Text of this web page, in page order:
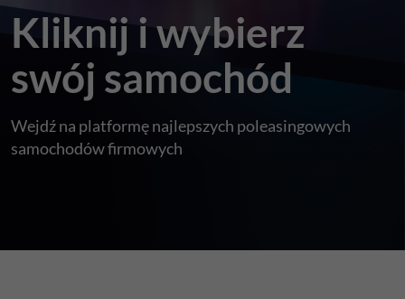
Kliknij i wybierz
swój samochód
Wejdź na platformę najlepszych poleasingowych
samochodów firmowych